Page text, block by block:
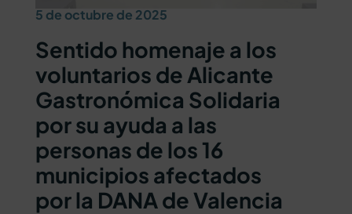
5 de octubre de 2025
Sentido homenaje a los
voluntarios de Alicante
Gastronómica Solidaria
por su ayuda a las
personas de los 16
municipios afectados
por la DANA de Valencia